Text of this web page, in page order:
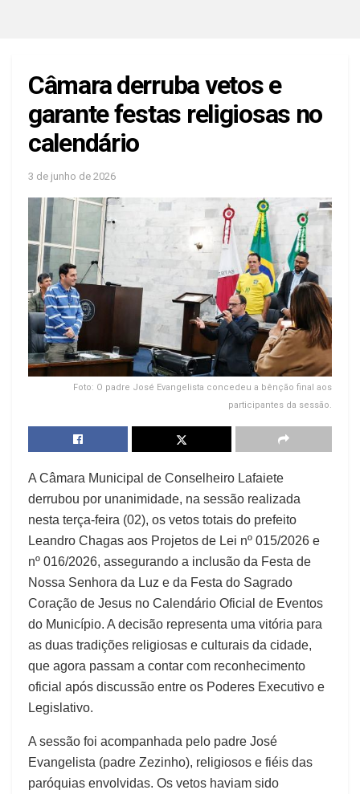
Câmara derruba vetos e
garante festas religiosas no
calendário
3 de junho de 2026
Foto: O padre José Evangelista concedeu a bênção final aos
participantes da sessão.
A Câmara Municipal de Conselheiro Lafaiete
derrubou por unanimidade, na sessão realizada
nesta terça-feira (02), os vetos totais do prefeito
Leandro Chagas aos Projetos de Lei nº 015/2026 e
nº 016/2026, assegurando a inclusão da Festa de
Nossa Senhora da Luz e da Festa do Sagrado
Coração de Jesus no Calendário Oficial de Eventos
do Município. A decisão representa uma vitória para
as duas tradições religiosas e culturais da cidade,
que agora passam a contar com reconhecimento
oficial após discussão entre os Poderes Executivo e
Legislativo.
A sessão foi acompanhada pelo padre José
Evangelista (padre Zezinho), religiosos e fiéis das
paróquias envolvidas. Os vetos haviam sido